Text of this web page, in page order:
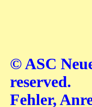
© ASC
reserved.
Fehler,